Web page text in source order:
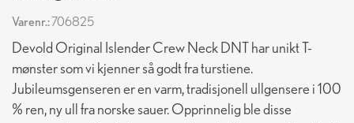
Varenr.:706825
Devold Original Islender Crew Neck DNT har unikt T-
mønster som vi kjenner så godt fra turstiene.
Jubileumsgenseren er en varm, tradisjonell ullgensere i 100
% ren, ny ull fra norske sauer. Opprinnelig ble disse